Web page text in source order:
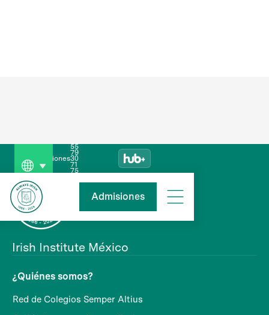
Admisiones
55
79
30
71
75
Admisiones
Irish Institute México
¿Quiénes somos?
Red de Colegios Semper Altius